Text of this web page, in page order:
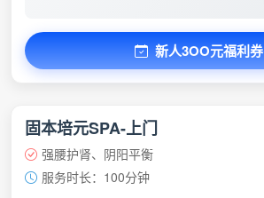
新人3OO元福利券
固本培元SPA-上门
强腰护肾、阴阳平衡
服务时长：100分钟